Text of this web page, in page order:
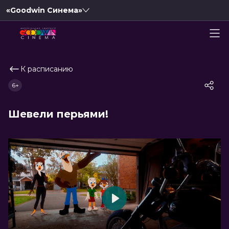
«Goodwin Синема»
К расписанию
Шевели перьями!
6+
Play